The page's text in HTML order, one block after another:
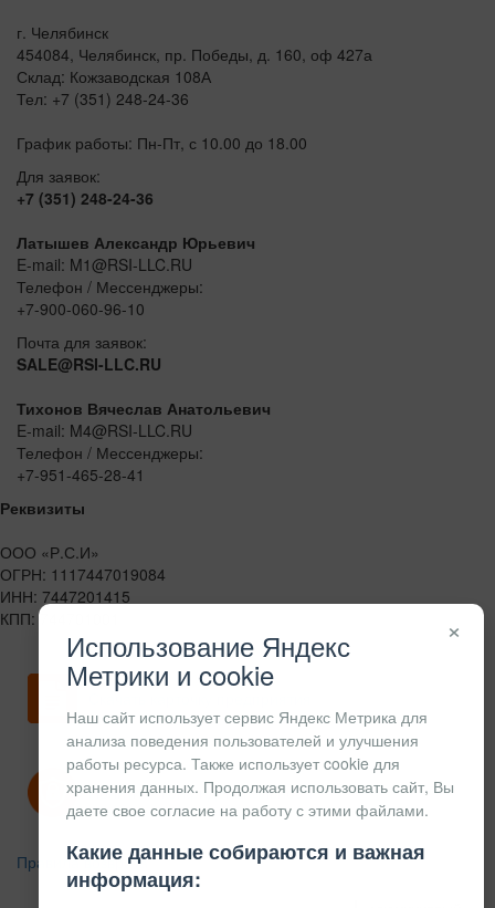
г. Челябинск
454084, Челябинск, пр. Победы, д. 160, оф 427а
Склад: Кожзаводская 108А
Тел: +7 (351) 248-24-36
График работы: Пн-Пт, с 10.00 до 18.00
Для заявок:
+7 (351) 248-24-36
Латышев Александр Юрьевич
E-mail: M1@RSI-LLC.RU
Телефон / Мессенджеры:
+7-900-060-96-10
Почта для заявок:
SALE@RSI-LLC.RU
Тихонов Вячеслав Анатольевич
E-mail: M4@RSI-LLC.RU
Телефон / Мессенджеры:
+7-951-465-28-41
Реквизиты
ООО «Р.С.И»
ОГРН: 1117447019084
ИНН: 7447201415
КПП: 744701001
Скачать карточку предприятия
Политика конфиденциальности
Правила возврата
×
Использование Яндекс
Метрики и cookie
Наш сайт использует сервис Яндекс Метрика для
анализа поведения пользователей и улучшения
работы ресурса. Также использует cookie для
хранения данных. Продолжая использовать сайт, Вы
даете свое согласие на работу с этими файлами.
Какие данные собираются и важная
информация: